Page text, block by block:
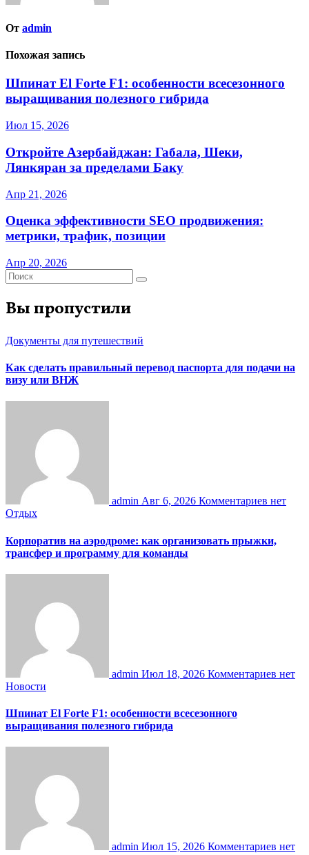
От admin
Похожая запись
Шпинат El Forte F1: особенности всесезонного
выращивания полезного гибрида
Июл 15, 2026
Откройте Азербайджан: Габала, Шеки,
Лянкяран за пределами Баку
Апр 21, 2026
Оценка эффективности SEO продвижения:
метрики, трафик, позиции
Апр 20, 2026
Вы пропустили
Документы для путешествий
Как сделать правильный перевод паспорта для подачи на
визу или ВНЖ
admin Авг 6, 2026 Комментариев нет
Отдых
Корпоратив на аэродроме: как организовать прыжки,
трансфер и программу для команды
admin Июл 18, 2026 Комментариев нет
Новости
Шпинат El Forte F1: особенности всесезонного
выращивания полезного гибрида
admin Июл 15, 2026 Комментариев нет